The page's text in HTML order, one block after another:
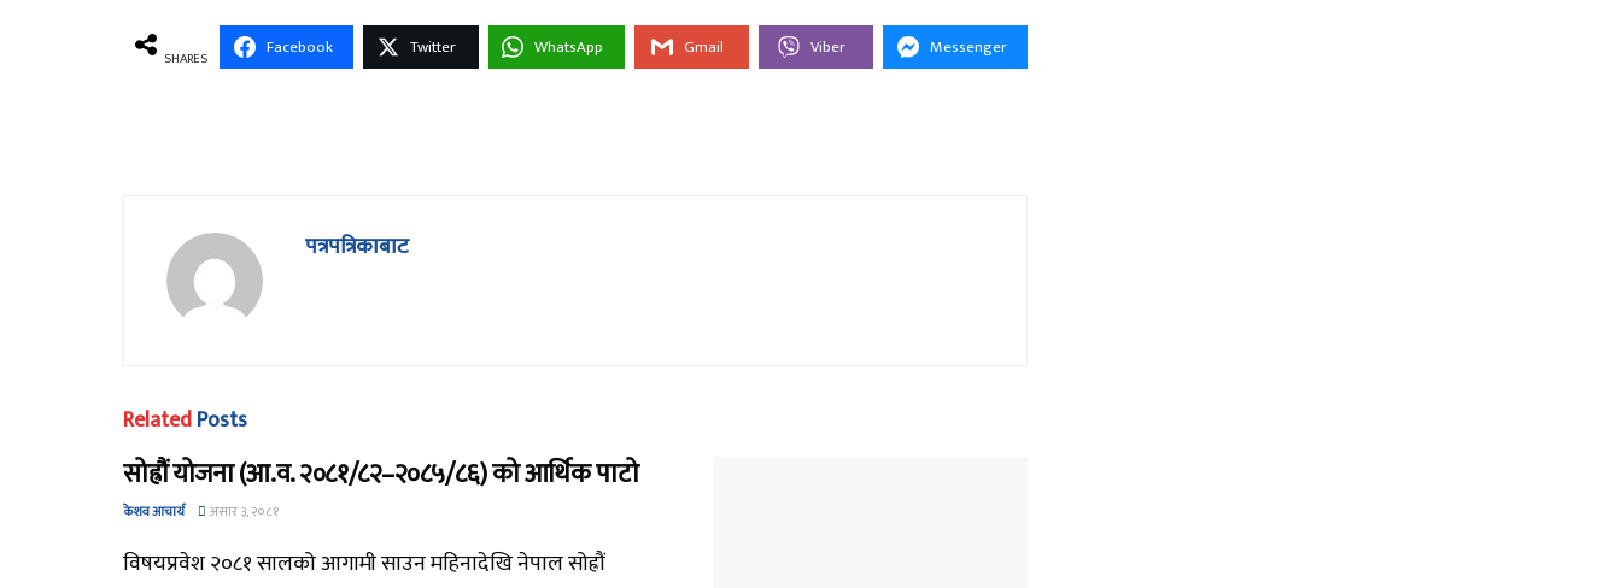
SHARES Facebook Twitter WhatsApp Gmail Viber Messenger
पत्रपत्रिकाबाट
RelatedPosts
सोह्रौं योजना (आ.व. २०८१/८२–२०८५/८६) को आर्थिक पाटो
केशव आचार्य असार ३, २०८१
विषयप्रवेश २०८१ सालको आगामी साउन महिनादेखि नेपाल सोह्रौं